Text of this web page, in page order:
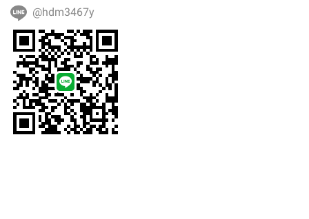
@hdm3467y